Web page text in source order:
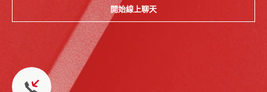
開始線上聊天